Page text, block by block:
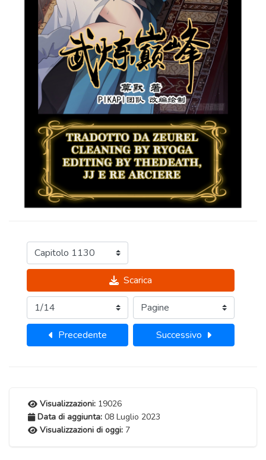
Scarica
Precedente Successivo
Visualizzazioni: 19026
Data di aggiunta: 08 Luglio 2023
Visualizzazioni di oggi: 7